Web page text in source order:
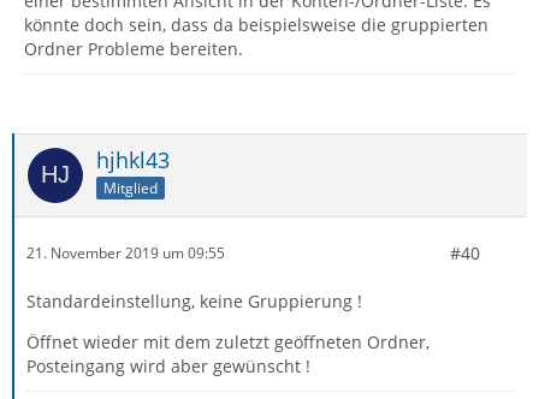
könnte doch sein, dass da beispielsweise die gruppierten
Ordner Probleme bereiten.
hjhkl43
Mitglied
21. November 2019 um 09:55 #40
Standardeinstellung, keine Gruppierung !
Öffnet wieder mit dem zuletzt geöffneten Ordner,
Posteingang wird aber gewünscht !